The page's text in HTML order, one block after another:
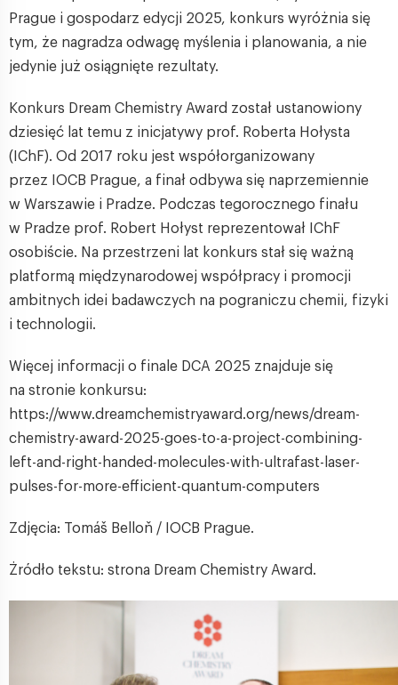
Prague i gospodarz edycji 2025, konkurs wyróżnia się
tym, że nagradza odwagę myślenia i planowania, a nie
jedynie już osiągnięte rezultaty.
Konkurs Dream Chemistry Award został ustanowiony
dziesięć lat temu z inicjatywy prof. Roberta Hołysta
(IChF). Od 2017 roku jest współorganizowany
przez IOCB Prague, a finał odbywa się naprzemiennie
w Warszawie i Pradze. Podczas tegorocznego finału
w Pradze prof. Robert Hołyst reprezentował IChF
osobiście. Na przestrzeni lat konkurs stał się ważną
platformą międzynarodowej współpracy i promocji
ambitnych idei badawczych na pograniczu chemii, fizyki
i technologii.
Więcej informacji o finale DCA 2025 znajduje się
na stronie konkursu:
https://www.dreamchemistryaward.org/news/dream-
chemistry-award-2025-goes-to-a-project-combining-
left-and-right-handed-molecules-with-ultrafast-laser-
pulses-for-more-efficient-quantum-computers
Zdjęcia: Tomáš Belloň / IOCB Prague.
Żródło tekstu: strona Dream Chemistry Award.